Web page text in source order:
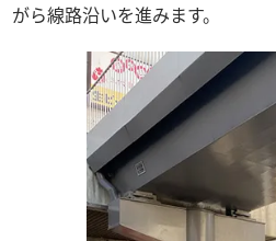
がら線路沿いを進みます。